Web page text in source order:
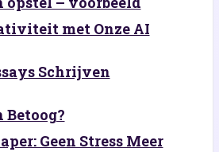
met Onze AI
Schrijven
Betoog?
Geen Stress Meer